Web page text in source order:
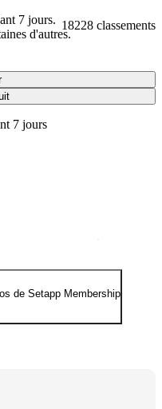
18228 classements
7 jours.
d'autres.
7 jours
de Setapp Membership